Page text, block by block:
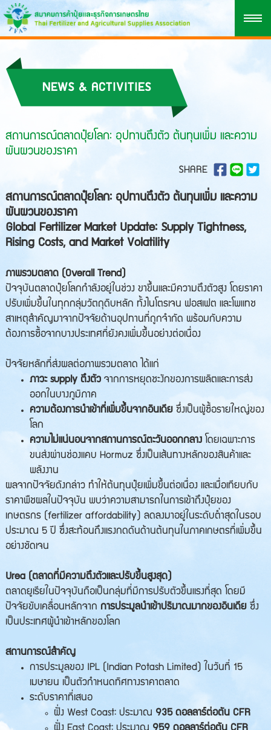
NEWS & ACTIVITIES
สถานการณ์ตลาดปุ๋ยโลก: อุปทานตึงตัว ต้นทุนเพิ่ม และความ
ผันผวนของราคา
SHARE
สถานการณ์ตลาดปุ๋ยโลก: อุปทานตึงตัว ต้นทุนเพิ่ม และความ
ผันผวนของราคา
Global Fertilizer Market Update: Supply Tightness,
Rising Costs, and Market Volatility
ภาพรวมตลาด (Overall Trend)
ปัจจุบันตลาดปุ๋ยโลกกำลังอยู่ในช่วง ขาขึ้นและมีความตึงตัวสูง โดยราคา
ปรับเพิ่มขึ้นในทุกกลุ่มวัตถุดิบหลัก ทั้งไนโตรเจน ฟอสเฟต และโพแทช
สาเหตุสำคัญมาจากปัจจัยด้านอุปทานที่ถูกจำกัด พร้อมกับความ
ต้องการซื้อจากบางประเทศที่ยังคงเพิ่มขึ้นอย่างต่อเนื่อง
ปัจจัยหลักที่ส่งผลต่อภาพรวมตลาด ได้แก่
ภาวะ supply ตึงตัวจากการหยุดชะงักของการผลิตและการส่ง
ออกในบางภูมิภาค
ความต้องการนำเข้าที่เพิ่มขึ้นจากอินเดียซึ่งเป็นผู้ซื้อรายใหญ่ของ
โลก
ความไม่แน่นอนจากสถานการณ์ตะวันออกกลาง โดยเฉพาะการ
ขนส่งผ่านช่องแคบ Hormuz ซึ่งเป็นเส้นทางหลักของสินค้าและ
พลังงาน
ผลจากปัจจัยดังกล่าว ทำให้ต้นทุนปุ๋ยเพิ่มขึ้นต่อเนื่อง และเมื่อเทียบกับ
ราคาพืชผลในปัจจุบัน พบว่าความสามารถในการเข้าถึงปุ๋ยของ
เกษตรกร (fertilizer affordability) ลดลงมาอยู่ในระดับต่ำสุดในรอบ
ประมาณ 5 ปี ซึ่งสะท้อนถึงแรงกดดันด้านต้นทุนในภาคเกษตรที่เพิ่มขึ้น
อย่างชัดเจน
Urea (ตลาดที่มีความตึงตัวและปรับขึ้นสูงสุด)
ตลาดยูเรียในปัจจุบันถือเป็นกลุ่มที่มีการปรับตัวขึ้นแรงที่สุด โดยมี
ปัจจัยขับเคลื่อนหลักจาก การประมูลนำเข้าปริมาณมากของอินเดียซึ่ง
เป็นประเทศผู้นำเข้าหลักของโลก
สถานการณ์สำคัญ
การประมูลของ IPL (Indian Potash Limited) ในวันที่ 15
เมษายน เป็นตัวกำหนดทิศทางราคาตลาด
ระดับราคาที่เสนอ
ฝั่ง West Coast: ประมาณ 935 ดอลลาร์ต่อตัน CFR